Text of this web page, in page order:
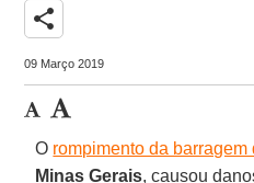
share
09 Março 2019
O rompimento da barragem
Minas Gerais, causou